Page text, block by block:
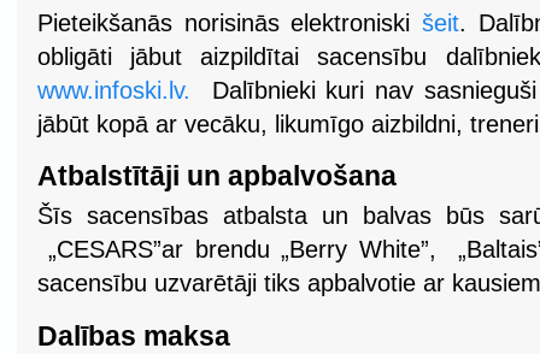
Pieteikšanās norisinās elektroniski šeit.
obligāti jābut aizpildītai sacensību
www.infoski.lv. Dalībnieki kuri nav
jābūt kopā ar vecāku, likumīgo aizbildni,
Atbalstītāji un apbalvošana
Šīs sacensības atbalsta un balvas būs
„CESARS”ar brendu „Berry White”,
sacensību uzvarētāji tiks apbalvotie ar
Dalības maksa